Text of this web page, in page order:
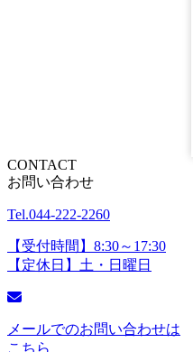
CONTACT
お問い合わせ
Tel.044-222-2260
【受付時間】8:30～17:30
【定休日】土・日曜日
メールでのお問い合わせは
こちら